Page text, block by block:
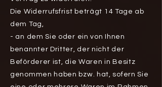
Die Widerrufsfrist beträgt 14 Tage ab
dem Tag,
- an dem Sie oder ein von Ihnen
benannter Dritter, der nicht der
Beförderer ist, die Waren in Besitz
genommen haben bzw. hat, sofern Sie